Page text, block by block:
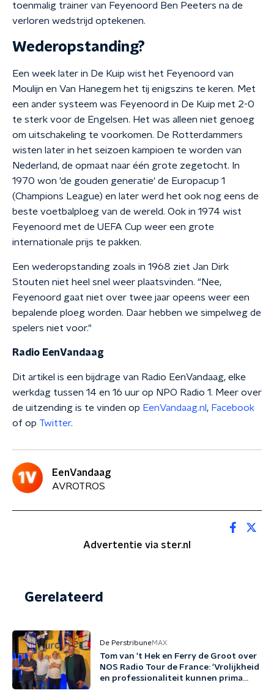
toenmalig trainer van Feyenoord Ben Peeters na de
verloren wedstrijd optekenen.
Wederopstanding?
Een week later in De Kuip wist het Feyenoord van
Moulijn en Van Hanegem het tij enigszins te keren. Met
een ander systeem was Feyenoord in De Kuip met 2-0
te sterk voor de Engelsen. Het was alleen niet genoeg
om uitschakeling te voorkomen. De Rotterdammers
wisten later in het seizoen kampioen te worden van
Nederland, de opmaat naar één grote zegetocht. In
1970 won 'de gouden generatie' de Europacup 1
(Champions League) en later werd het ook nog eens de
beste voetbalploeg van de wereld. Ook in 1974 wist
Feyenoord met de UEFA Cup weer een grote
internationale prijs te pakken.
Een wederopstanding zoals in 1968 ziet Jan Dirk
Stouten niet heel snel weer plaatsvinden. "Nee,
Feyenoord gaat niet over twee jaar opeens weer een
bepalende ploeg worden. Daar hebben we simpelweg de
spelers niet voor."
Radio EenVandaag
Dit artikel is een bijdrage van Radio EenVandaag, elke
werkdag tussen 14 en 16 uur op NPO Radio 1. Meer over
de uitzending is te vinden op EenVandaag.nl , Facebook
of op Twitter.
EenVandaag
AVROTROS
Advertentie via ster.nl
Gerelateerd
De PerstribuneMAX
Tom van 't Hek en Ferry de Groot over
NOS Radio Tour de France: 'Vrolijkheid
en professionaliteit kunnen prima